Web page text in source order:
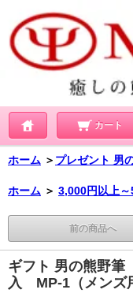
カート
ホーム ＞ プレゼント 男
ホーム ＞ 3,000円以上
前の商品へ
ギフト 男の熊野
入 MP-1（メンズ